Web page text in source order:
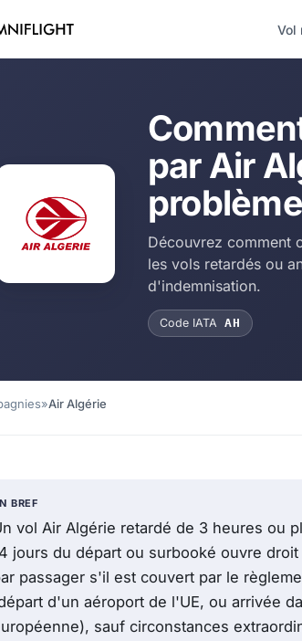
Vol
par Air
Découvrez comment
les vols retardés ou
d'indemnisation.
Code IATA AH
»Air Algérie
BREF
vol Air Algérie retardé de 3 heures ou
jours du départ ou surbooké ouvre
passager s'il est couvert par le
d'un aéroport de l'UE, ou arrivée
sauf circonstances